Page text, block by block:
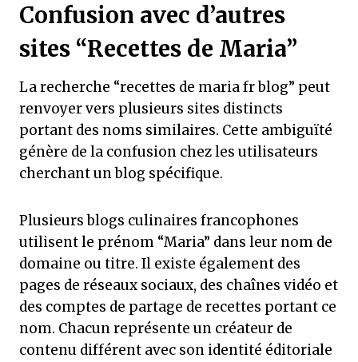
Confusion avec d’autres
sites “Recettes de Maria”
La recherche “recettes de maria fr blog” peut
renvoyer vers plusieurs sites distincts
portant des noms similaires. Cette ambiguïté
génère de la confusion chez les utilisateurs
cherchant un blog spécifique.
Plusieurs blogs culinaires francophones
utilisent le prénom “Maria” dans leur nom de
domaine ou titre. Il existe également des
pages de réseaux sociaux, des chaînes vidéo et
des comptes de partage de recettes portant ce
nom. Chacun représente un créateur de
contenu différent avec son identité éditoriale